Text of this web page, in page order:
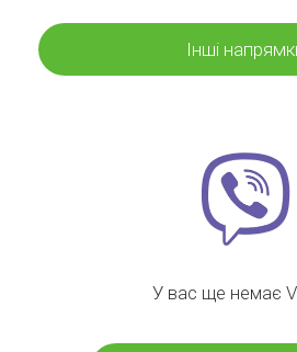
Інші
У вас ще немає